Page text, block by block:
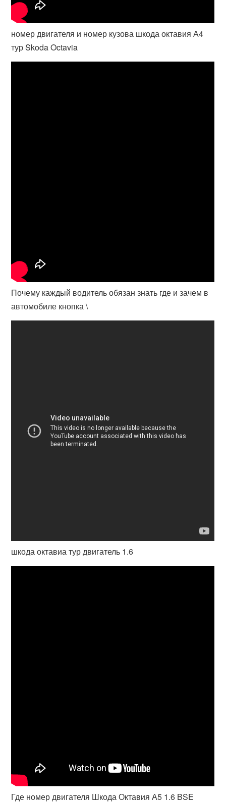
номер двигателя и номер кузова шкода октавия А4
тур Skoda Octavia
Почему каждый водитель обязан знать где и зачем в
автомобиле кнопка \
шкода октавиа тур двигатель 1.6
Где номер двигателя Шкода Октавия А5 1.6 BSE